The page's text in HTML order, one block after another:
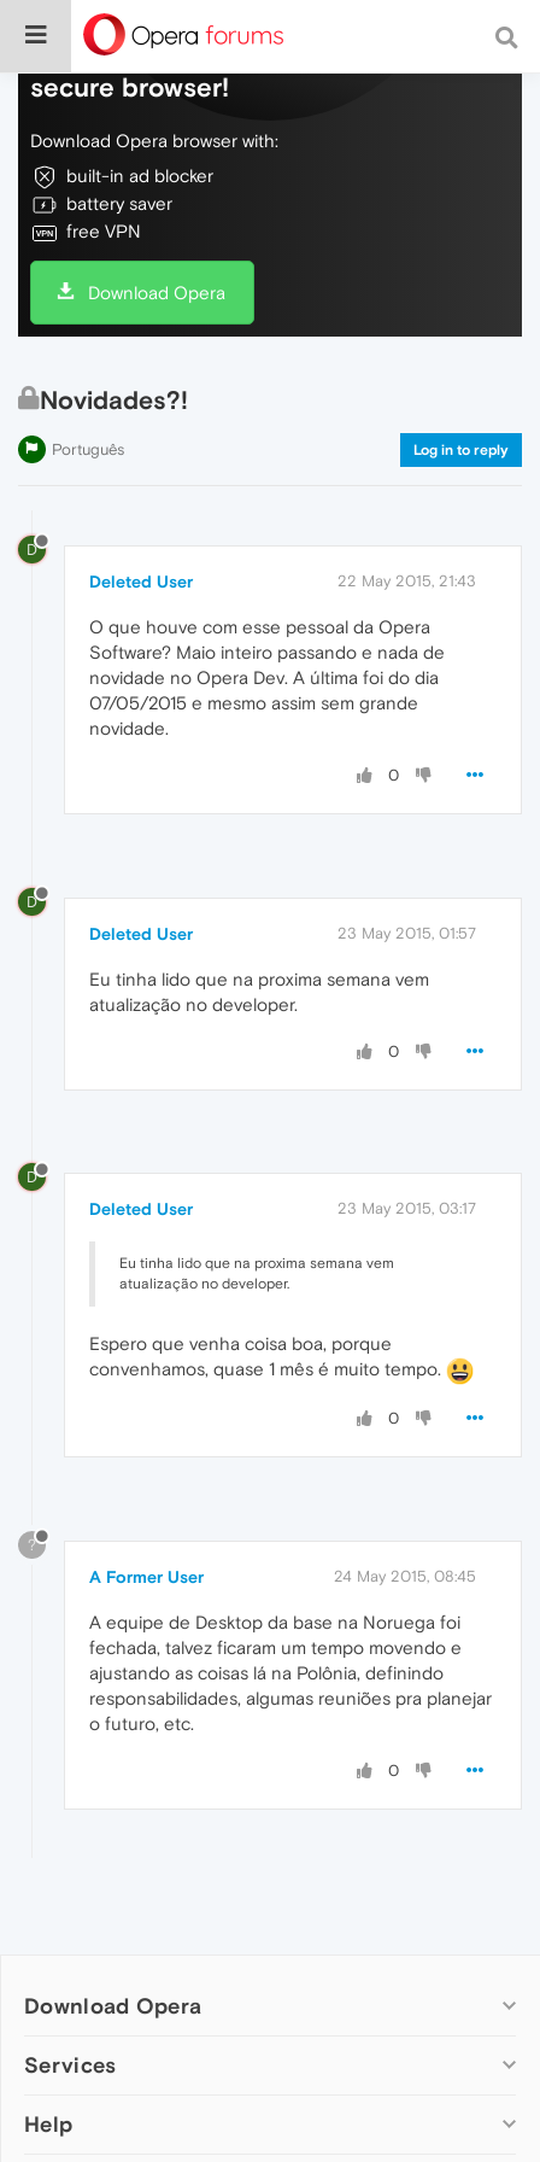
Do more on the web, with a fast and
secure browser!
Download Opera browser with:
built-in ad blocker
battery saver
free VPN
Download Opera
Novidades?!
Português Log in to reply
D
Deleted User 22 May 2015, 21:43
O que houve com esse pessoal da Opera
Software? Maio inteiro passando e nada de
novidade no Opera Dev. A última foi do dia
07/05/2015 e mesmo assim sem grande
novidade.
0
D
Deleted User 23 May 2015, 01:57
Eu tinha lido que na proxima semana vem
atualização no developer.
0
D
Deleted User 23 May 2015, 03:17
Eu tinha lido que na proxima semana vem
atualização no developer.
Espero que venha coisa boa, porque
convenhamos, quase 1 mês é muito tempo.
0
?
A Former User 24 May 2015, 08:45
A equipe de Desktop da base na Noruega foi
fechada, talvez ficaram um tempo movendo e
ajustando as coisas lá na Polônia, definindo
responsabilidades, algumas reuniões pra planejar
o futuro, etc.
0
Download Opera
Computer browsers
Opera for Mac
Services
Add-ons
Help